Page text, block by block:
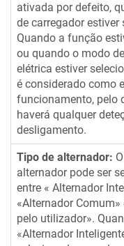
ativada por defeito,
de carregador estiver
Quando a função
ou quando o modo
elétrica estiver
é considerado como
funcionamento, pelo
haverá qualquer
desligamento.
Tipo de alternador:
alternador pode ser
entre « Alternador
«Alternador Comum»
pelo utilizador».
«Alternador